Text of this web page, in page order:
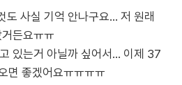
도 사실 기억 안나구요... 저 원래
든요ㅠㅠ
있는거 아닐까 싶어서... 이제 37
면 좋겠어요ㅠㅠㅠㅠ